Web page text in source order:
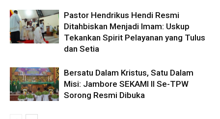
Pastor Hendrikus Hendi Resmi
Ditahbiskan Menjadi Imam: Uskup
Tekankan Spirit Pelayanan yang Tulus
dan Setia
Bersatu Dalam Kristus, Satu Dalam
Misi: Jambore SEKAMI II Se-TPW
Sorong Resmi Dibuka